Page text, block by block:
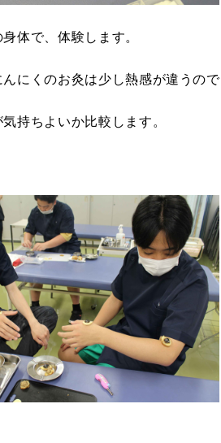
体で、体験します。
にくのお灸は少し熱感が違うので
持ちよいか比較します。